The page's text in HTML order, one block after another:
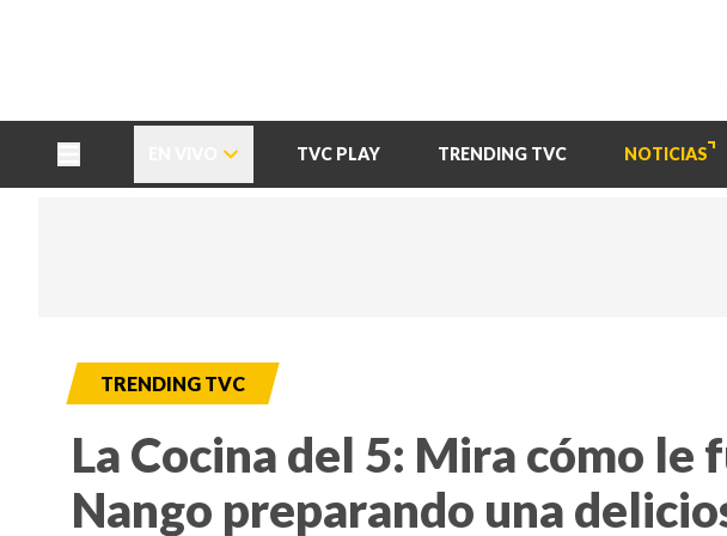
TVC PLAY TRENDING TVC NOTICIAS
TRENDING TVC
La Cocina del 5: Mira cómo le
Nango preparando una